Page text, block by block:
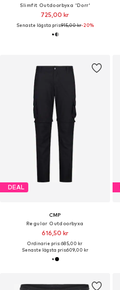
Slimfit Outdoorbyxa 'Dorr'
725,00 kr
Senaste lägsta pris:915,00 kr-20%
DEAL
CMP
Regular Outdoorbyxa
616,50 kr
Ordinarie pris: 685,00 kr
Senaste lägsta pris:609,00 kr